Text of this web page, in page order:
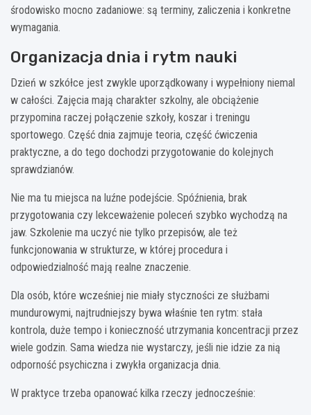
środowisko mocno zadaniowe: są terminy, zaliczenia i konkretne
wymagania.
Organizacja dnia i rytm nauki
Dzień w szkółce jest zwykle uporządkowany i wypełniony niemal
w całości. Zajęcia mają charakter szkolny, ale obciążenie
przypomina raczej połączenie szkoły, koszar i treningu
sportowego. Część dnia zajmuje teoria, część ćwiczenia
praktyczne, a do tego dochodzi przygotowanie do kolejnych
sprawdzianów.
Nie ma tu miejsca na luźne podejście. Spóźnienia, brak
przygotowania czy lekceważenie poleceń szybko wychodzą na
jaw. Szkolenie ma uczyć nie tylko przepisów, ale też
funkcjonowania w strukturze, w której procedura i
odpowiedzialność mają realne znaczenie.
Dla osób, które wcześniej nie miały styczności ze służbami
mundurowymi, najtrudniejszy bywa właśnie ten rytm: stała
kontrola, duże tempo i konieczność utrzymania koncentracji przez
wiele godzin. Sama wiedza nie wystarczy, jeśli nie idzie za nią
odporność psychiczna i zwykła organizacja dnia.
W praktyce trzeba opanować kilka rzeczy jednocześnie: